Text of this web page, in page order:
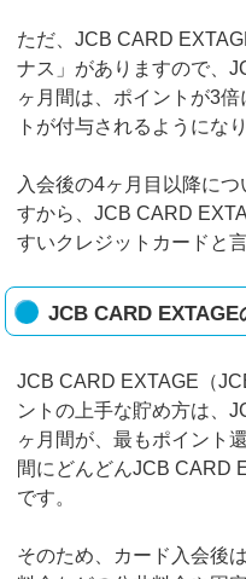
ただ、JCB CARD
ナス」がありますので、
ヶ月間は、ポイントが3
トが付与されるようにな
入会後の4ヶ月目以降に
すから、JCB CARD
すいクレジットカードと
JCB CARD EXTAGE
JCB CARD EXTAGE（
ントの上手な貯め方は、
ヶ月間が、最もポイント
間にどんどんJCB CARD
です。
そのため、カード入会後